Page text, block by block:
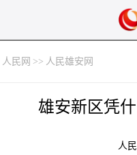
人民网 >> 人民雄安网
雄安新区凭
人